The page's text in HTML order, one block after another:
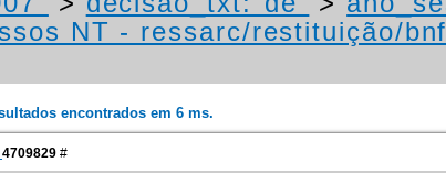
NT - ressarc/restituição/
encontrados em 6 ms.
4709829 #